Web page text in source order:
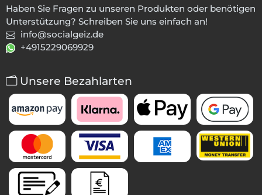
Haben Sie Fragen zu unseren Produkten oder benötigen
Unterstützung? Schreiben Sie uns einfach an!
info@socialgeiz.de
+4915229069929
Unsere Bezahlarten